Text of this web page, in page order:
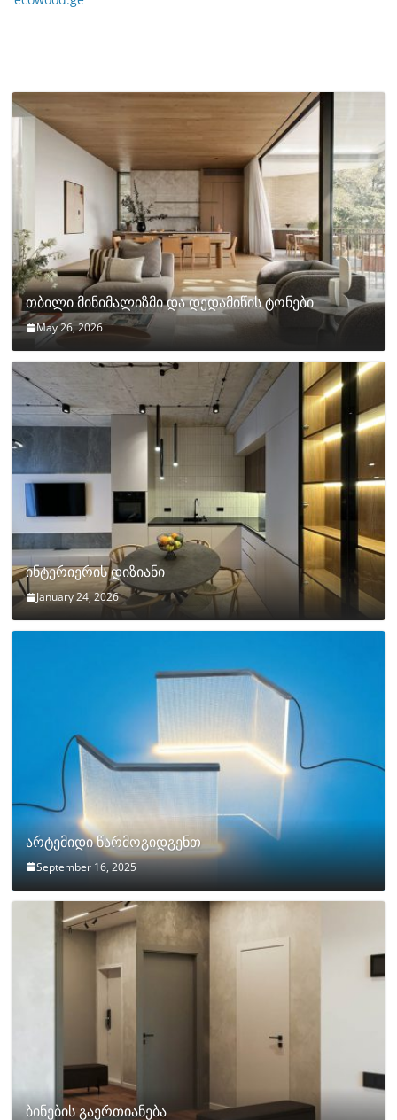
თბილი მინიმალიზმი და დედამიწის ტონები
May 26, 2026
ინტერიერის დიზიანი
January 24, 2026
არტემიდი წარმოგიდგენთ
September 16, 2025
ბინების გაერთიანება